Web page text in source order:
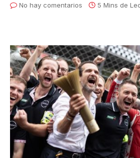
No hay comentarios
5 Mins de